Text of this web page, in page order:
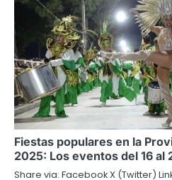
Fiestas populares en la
2025: Los eventos del 16 al
Share via: Facebook X (Twitter)